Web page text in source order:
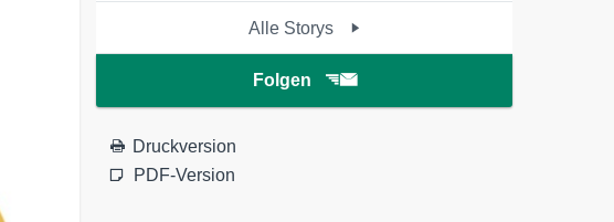
Alle Storys
Folgen
Druckversion
PDF-Version